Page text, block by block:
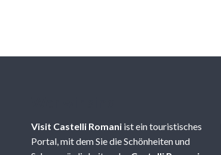
Visit Castelli Romani ist ein touristisches
Portal, mit dem Sie die Schönheiten und